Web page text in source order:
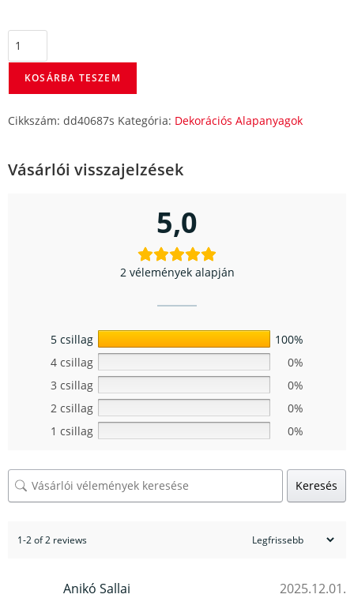
KOSÁRBA TESZEM
Cikkszám: dd40687s Kategória: Dekorációs Alapanyagok
Vásárlói visszajelzések
5,0
2 vélemények alapján
5 csillag
100%
4 csillag
0%
3 csillag
0%
2 csillag
0%
1 csillag
0%
Keresés
1-2 of 2 reviews
Anikó Sallai 2025.12.01.